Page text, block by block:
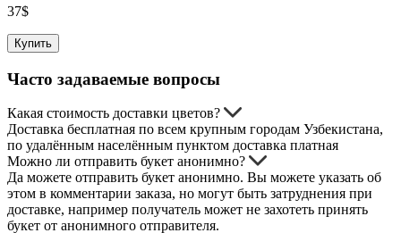
37$
Купить
Часто задаваемые вопросы
Какая стоимость доставки цветов?
Доставка бесплатная по всем крупным городам Узбекистана,
по удалённым населённым пунктом доставка платная
Можно ли отправить букет анонимно?
Да можете отправить букет анонимно. Вы можете указать об
этом в комментарии заказа, но могут быть затруднения при
доставке, например получатель может не захотеть принять
букет от анонимного отправителя.